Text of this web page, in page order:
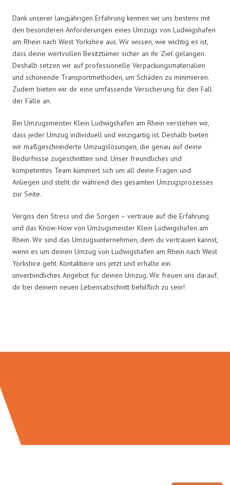
Dank unserer langjährigen Erfahrung kennen wir uns bestens mit
den besonderen Anforderungen eines Umzugs von Ludwigshafen
am Rhein nach West Yorkshire aus. Wir wissen, wie wichtig es ist,
dass deine wertvollen Besitztümer sicher an ihr Ziel gelangen.
Deshalb setzen wir auf professionelle Verpackungsmaterialien
und schonende Transportmethoden, um Schäden zu minimieren.
Zudem bieten wir dir eine umfassende Versicherung für den Fall
der Fälle an.
Bei Umzugsmeister Klein Ludwigshafen am Rhein verstehen wir,
dass jeder Umzug individuell und einzigartig ist. Deshalb bieten
wir maßgeschneiderte Umzugslösungen, die genau auf deine
Bedürfnisse zugeschnitten sind. Unser freundliches und
kompetentes Team kümmert sich um all deine Fragen und
Anliegen und steht dir während des gesamten Umzugsprozesses
zur Seite.
Vergiss den Stress und die Sorgen – vertraue auf die Erfahrung
und das Know-How von Umzugsmeister Klein Ludwigshafen am
Rhein. Wir sind das Umzugsunternehmen, dem du vertrauen kannst,
wenn es um deinen Umzug von Ludwigshafen am Rhein nach West
Yorkshire geht. Kontaktiere uns jetzt und erhalte ein
unverbindliches Angebot für deinen Umzug. Wir freuen uns darauf,
dir bei deinem neuen Lebensabschnitt behilflich zu sein!